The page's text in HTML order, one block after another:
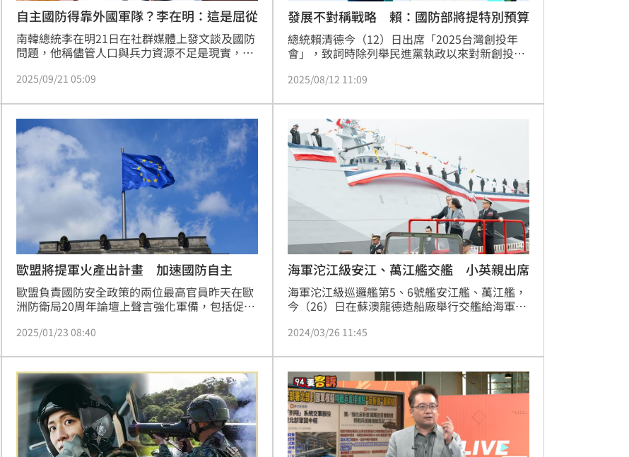
自主國防得靠外國軍隊？李在明：這是屈從
南韓總統李在明21日在社群媒體上發文談及國防
問題，他稱儘管人口與兵力資源不足是現實，但
他稱在南韓軍力為全球前段班的情況下，還是有
他指這樣的想法是一種「屈從心態」。
2025/09/21 05:09
發展不對稱戰略 賴：國防部將提特別預算
總統賴清德今（12）日出席「2025台灣創投年
會」，致詞時除列舉民進黨執政以來對新創投資
向，賴清德也指出，他上任之後，基於地緣政治
慧、國防工業自主這兩個領域，希望能有更多的
年輕人關注；他並提到，立法院已經通過1500億
元的國防特別條例，國防部預計年底也會再送出
一筆特別預算，當中是朝著不對稱戰略來發展，
政府已經編列預算
2025/08/12 11:09
歐盟將提軍火產出計畫 加速國防自主
歐盟負責國防安全政策的兩位最高官員昨天在歐
洲防衛局20周年論壇上聲言強化軍備，包括促進
並將與北約合作擬定具體的軍火產出計畫。
2025/01/23 08:40
海軍沱江級安江、萬江艦交艦 小英親出席
海軍沱江級巡邏艦第5、6號艦安江艦、萬江艦，
今（26）日在蘇澳龍德造船廠舉行交艦給海軍儀
國造」，第一批6艘艦艇的目標已經全數達成，
她也剛參加了，嘉義級巡防艦第３艘交船、以及
第４艘的下水典禮。這些成就，都一再證明了，
台灣自主造艦的能量，還有我們守護民主、自由
的決心。
2024/03/26 11:45